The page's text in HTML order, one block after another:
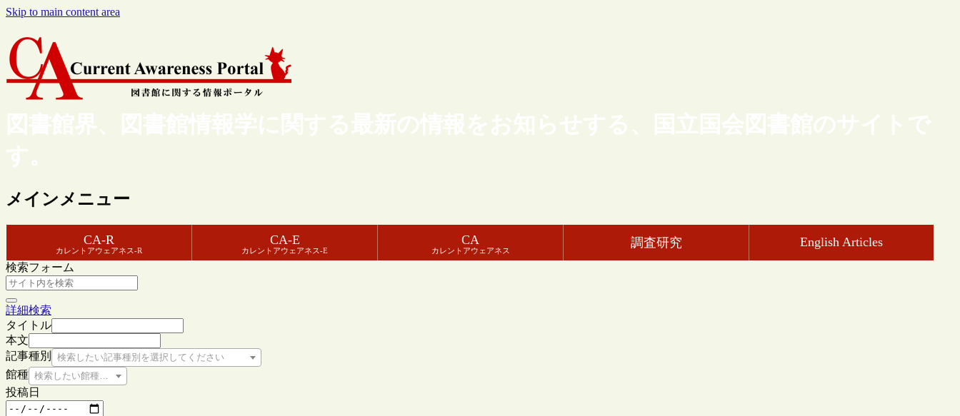
Skip to main content area
図書館界、図書館情報学に関する最新の情報をお知らせする、国立国会図書館のサイトで
す。
メインメニュー
CA-R
カレントアウェアネス-R
CA-E
カレントアウェアネス-E
CA
カレントアウェアネス
調査研究 English Articles
検索フォーム
詳細検索
タイトル
本文
記事種別
検索したい記事種別を選択してください
館種 検索したい館種を選択してください
投稿日